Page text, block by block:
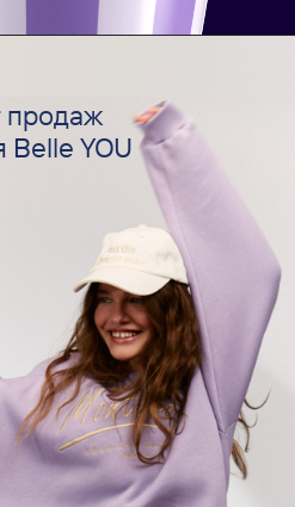
продаж
Belle YOU